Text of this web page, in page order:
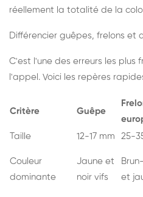
réellement la totalité de la
Différencier guêpes, frelons et
C'est l'une des erreurs les plus
l'appel. Voici les repères
Critère Guêpe
Taille 12-17 mm 25-
Couleur
dominante
Jaune et
noir vifs
et